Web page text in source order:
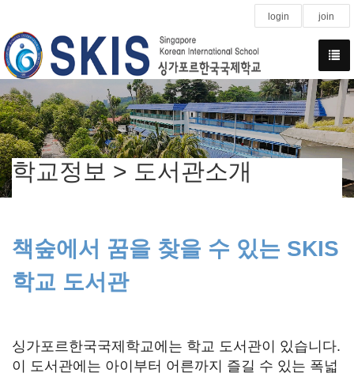
login join
학교정보 > 도서관소개
책숲에서 꿈을 찾을 수 있는 SKIS
학교 도서관
싱가포르한국국제학교에는 학교 도서관이 있습니다.
이 도서관에는 아이부터 어른까지 즐길 수 있는 폭넓